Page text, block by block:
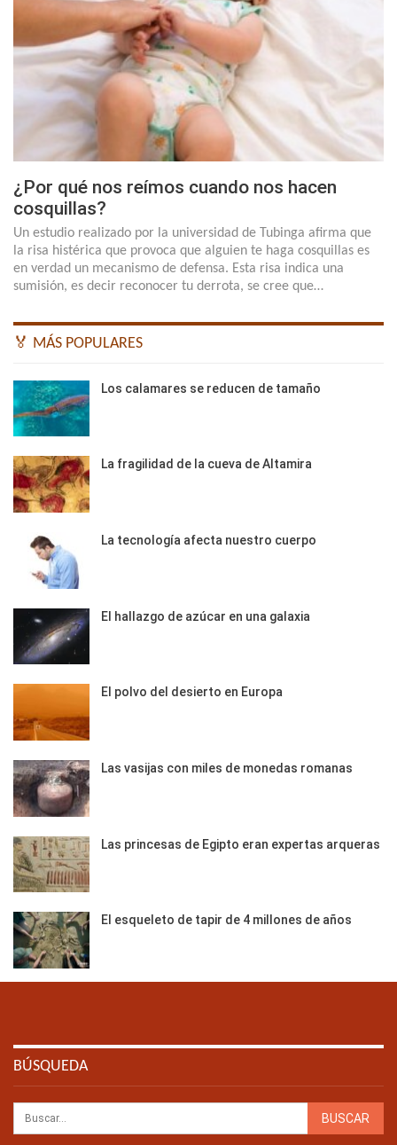
¿Por qué nos reímos cuando nos hacen
cosquillas?
Un estudio realizado por la universidad de Tubinga afirma que
la risa histérica que provoca que alguien te haga cosquillas es
en verdad un mecanismo de defensa. Esta risa indica una
sumisión, es decir reconocer tu derrota, se cree que…
🏅 MÁS POPULARES
Los calamares se reducen de tamaño
La fragilidad de la cueva de Altamira
La tecnología afecta nuestro cuerpo
El hallazgo de azúcar en una galaxia
El polvo del desierto en Europa
Las vasijas con miles de monedas romanas
Las princesas de Egipto eran expertas arqueras
El esqueleto de tapir de 4 millones de años
BÚSQUEDA